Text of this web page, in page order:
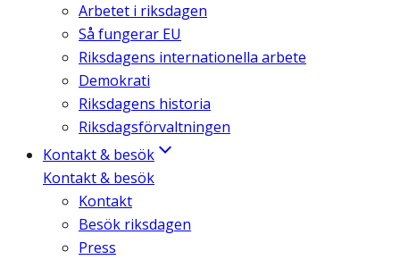
Arbetet i riksdagen
Så fungerar EU
Riksdagens internationella arbete
Demokrati
Riksdagens historia
Riksdagsförvaltningen
Kontakt & besök
Kontakt & besök
Kontakt
Besök riksdagen
Press